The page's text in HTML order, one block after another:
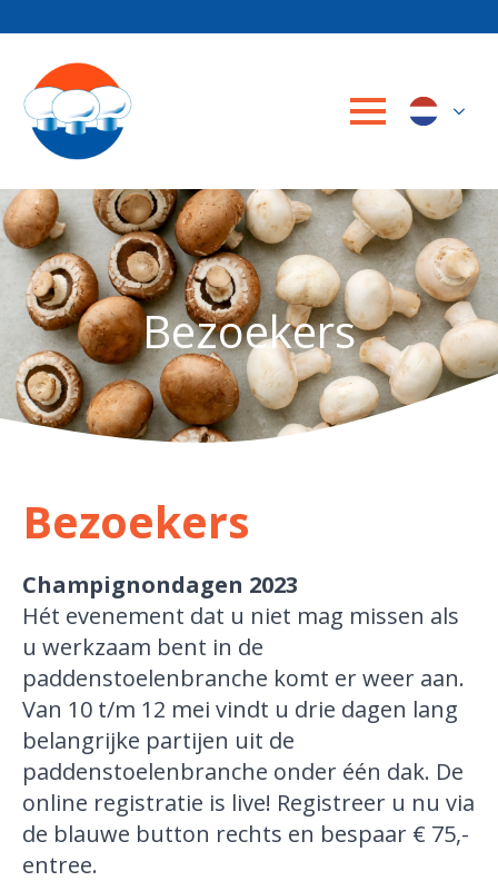
Bezoekers
Bezoekers
Champignondagen 2023
Hét evenement dat u niet mag missen als
u werkzaam bent in de
paddenstoelenbranche komt er weer aan.
Van 10 t/m 12 mei vindt u drie dagen lang
belangrijke partijen uit de
paddenstoelenbranche onder één dak. De
online registratie is live! Registreer u nu via
de blauwe button rechts en bespaar € 75,-
entree.